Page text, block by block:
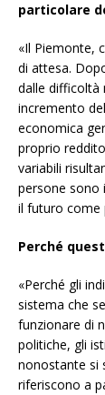
particolare
«Il Piemonte,
di attesa.
dalle difficoltà
incremento
economica
proprio
variabili
persone sono
il futuro come
Perché
«Perché gli
sistema che
funzionare di
politiche, gli
nonostante si
riferiscono a